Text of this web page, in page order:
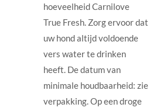
hoeveelheid Carnilove
True Fresh. Zorg ervoor dat
uw hond altijd voldoende
vers water te drinken
heeft. De datum van
minimale houdbaarheid: zie
verpakking. Op een droge